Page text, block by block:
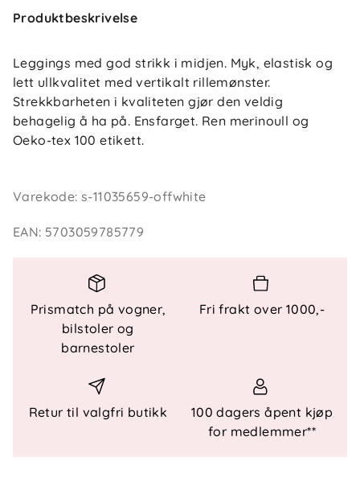
Produktbeskrivelse
Leggings med god strikk i midjen. Myk, elastisk og
lett ullkvalitet med vertikalt rillemønster.
Strekkbarheten i kvaliteten gjør den veldig
behagelig å ha på. Ensfarget. Ren merinoull og
Oeko-tex 100 etikett.
Varekode:s-11035659-offwhite
EAN: 5703059785779
Prismatch på vogner,
bilstoler og
barnestoler
Fri frakt over 1000,-
Retur til valgfri butikk
100 dagers åpent kjøp
for medlemmer**